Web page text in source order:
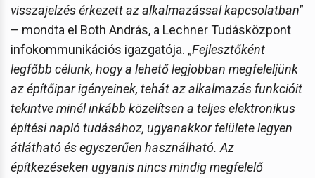
visszajelzés érkezett az alkalmazással kapcsolatban”
– mondta el Both András, a Lechner Tudásközpont
infokommunikációs igazgatója. „Fejlesztőként
legfőbb célunk, hogy a lehető legjobban megfeleljünk
az építőipar igényeinek, tehát az alkalmazás funkcióit
tekintve minél inkább közelítsen a teljes elektronikus
építési napló tudásához, ugyanakkor felülete legyen
átlátható és egyszerűen használható. Az
építkezéseken ugyanis nincs mindig megfelelő